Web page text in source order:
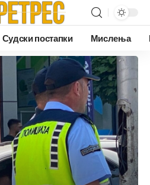
Судски постапки Мислења